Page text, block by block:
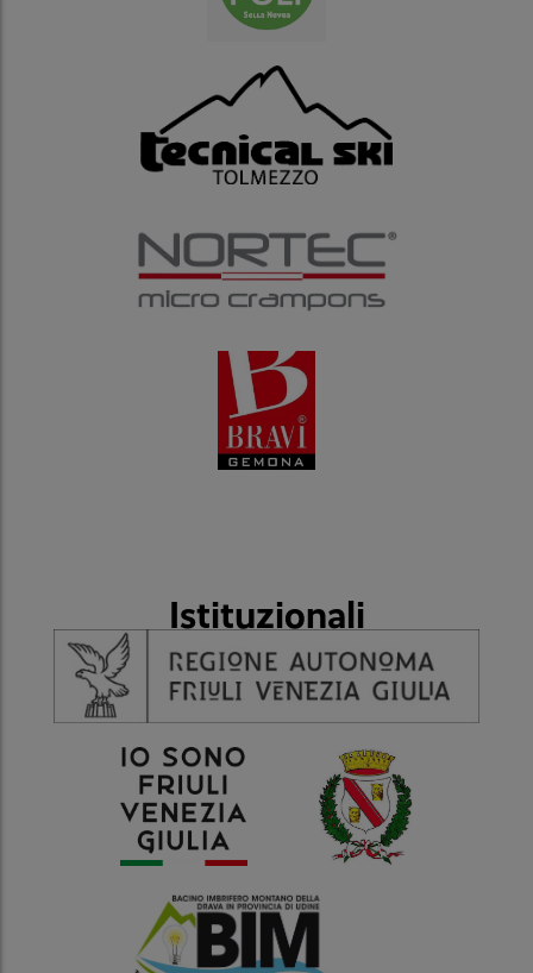
Istituzionali